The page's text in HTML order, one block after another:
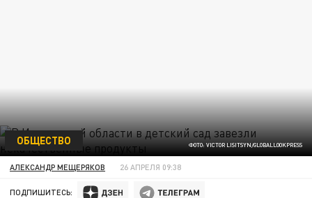
ФОТО: VICTOR LISITSYN/GLOBALLOOKPRESS
ОБЩЕСТВО
АЛЕКСАНДР МЕЩЕРЯКОВ 26 АПРЕЛЯ 09:38
ПОДПИШИТЕСЬ: